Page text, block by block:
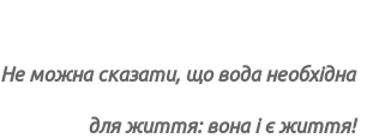
Не можна сказати, що вода необхідна
для життя: вона і є життя!